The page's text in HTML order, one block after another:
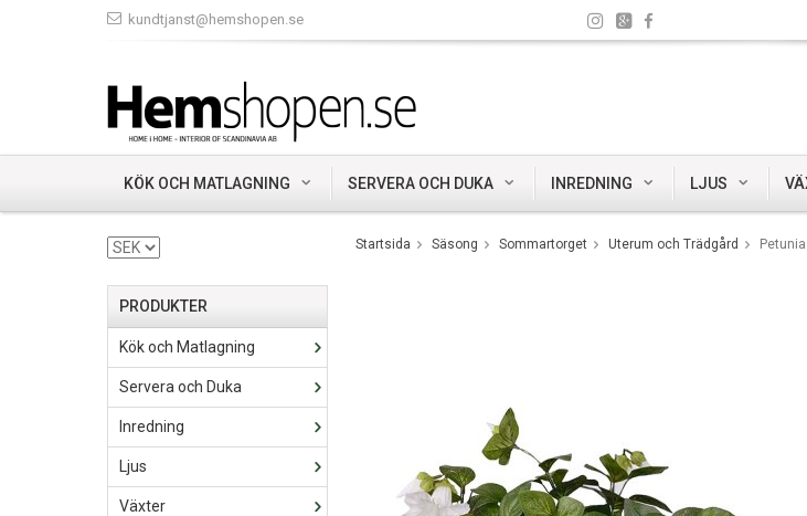
kundtjanst@hemshopen.se
KÖK OCH MATLAGNING SERVERA OCH DUKA INREDNING LJUS
PRODUKTER
Kök och Matlagning
Servera och Duka
Inredning
Ljus
Växter
Startsida Säsong Sommartorget Uterum och Trädgård